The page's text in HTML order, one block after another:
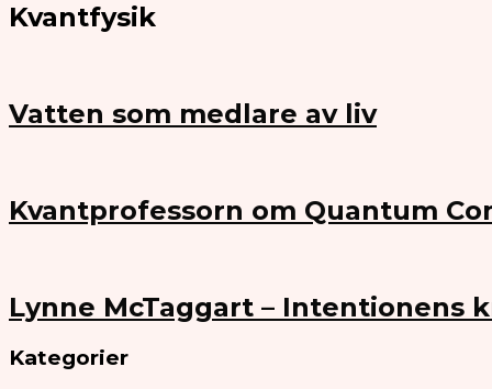
Kvantfysik
Vatten som medlare av liv
Kvantprofessorn om Quantum
Lynne McTaggart – Intentionens
Kategorier